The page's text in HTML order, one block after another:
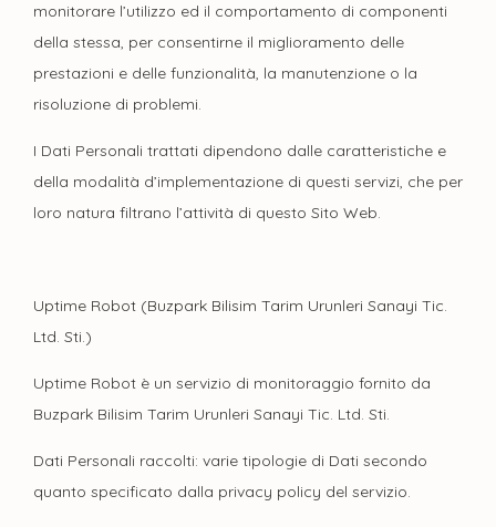
monitorare l’utilizzo ed il comportamento di componenti
della stessa, per consentirne il miglioramento delle
prestazioni e delle funzionalità, la manutenzione o la
risoluzione di problemi.
I Dati Personali trattati dipendono dalle caratteristiche e
della modalità d’implementazione di questi servizi, che per
loro natura filtrano l’attività di questo Sito Web.
Uptime Robot (Buzpark Bilisim Tarim Urunleri Sanayi Tic.
Ltd. Sti.)
Uptime Robot è un servizio di monitoraggio fornito da
Buzpark Bilisim Tarim Urunleri Sanayi Tic. Ltd. Sti.
Dati Personali raccolti: varie tipologie di Dati secondo
quanto specificato dalla privacy policy del servizio.